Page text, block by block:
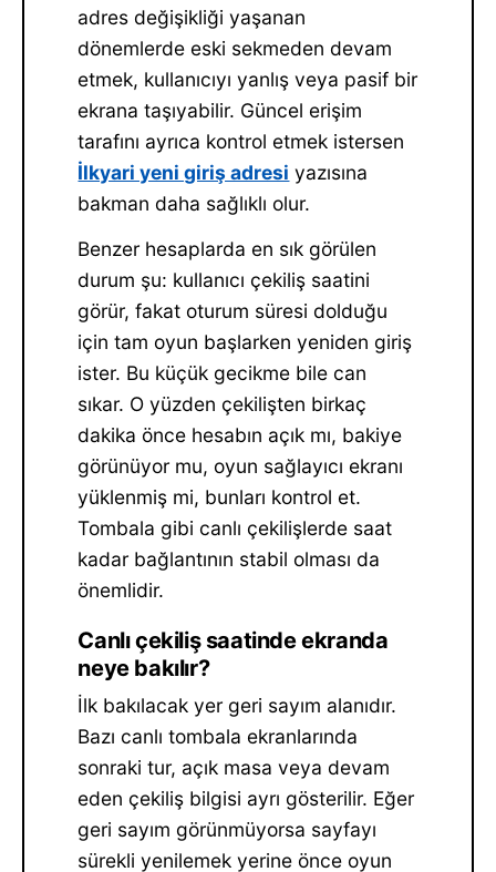
adres değişikliği yaşanan
dönemlerde eski sekmeden devam
etmek, kullanıcıyı yanlış veya pasif bir
ekrana taşıyabilir. Güncel erişim
tarafını ayrıca kontrol etmek istersen
İlkyari yeni giriş adresi yazısına
bakman daha sağlıklı olur.
Benzer hesaplarda en sık görülen
durum şu: kullanıcı çekiliş saatini
görür, fakat oturum süresi dolduğu
için tam oyun başlarken yeniden giriş
ister. Bu küçük gecikme bile can
sıkar. O yüzden çekilişten birkaç
dakika önce hesabın açık mı, bakiye
görünüyor mu, oyun sağlayıcı ekranı
yüklenmiş mi, bunları kontrol et.
Tombala gibi canlı çekilişlerde saat
kadar bağlantının stabil olması da
önemlidir.
Canlı çekiliş saatinde ekranda
neye bakılır?
İlk bakılacak yer geri sayım alanıdır.
Bazı canlı tombala ekranlarında
sonraki tur, açık masa veya devam
eden çekiliş bilgisi ayrı gösterilir. Eğer
geri sayım görünmüyorsa sayfayı
sürekli yenilemek yerine önce oyun